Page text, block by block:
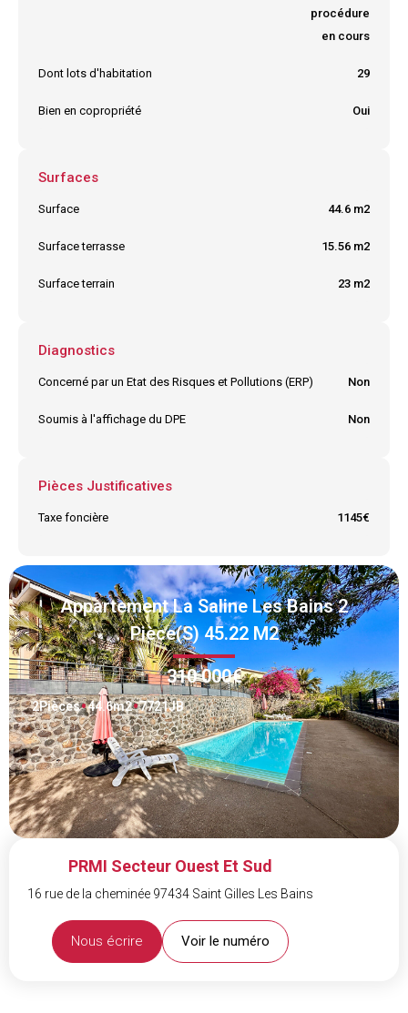
procédure
en cours
Dont lots d'habitation 29
Bien en copropriété Oui
Surfaces
Surface 44.6 m2
Surface terrasse 15.56 m2
Surface terrain 23 m2
Diagnostics
Concerné par un Etat des Risques et Pollutions (ERP) Non
Soumis à l'affichage du DPE Non
Pièces Justificatives
Taxe foncière 1145€
Appartement La Saline Les Bains 2
Pièce(s) 45.22 M2
310 000€
Pièces
2 m2
44.6 7721JB
PRMI Secteur Ouest Et Sud
16 rue de la cheminée 97434 Saint Gilles Les Bains
Nous écrire Voir le numéro